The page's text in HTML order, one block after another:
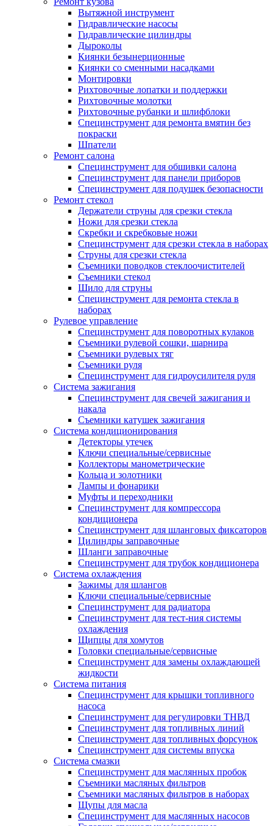
Вытяжной инструмент
Гидравлические насосы
Гидравлические цилиндры
Дыроколы
Киянки безынерционные
Киянки со сменными насадками
Монтировки
Рихтовочные лопатки и поддержки
Рихтовочные молотки
Рихтовочные рубанки и шлифблоки
Специнструмент для ремонта вмятин без
покраски
Шпатели
Ремонт салона
Специнструмент для обшивки салона
Специнструмент для панели приборов
Специнструмент для подушек безопасности
Ремонт стекол
Держатели струны для срезки стекла
Ножи для срезки стекла
Скребки и скребковые ножи
Специнструмент для срезки стекла в наборах
Струны для срезки стекла
Съемники поводков стеклоочистителей
Съемники стекол
Шило для струны
Специнструмент для ремонта стекла в
наборах
Рулевое управление
Специнструмент для поворотных кулаков
Съемники рулевой сошки, шарнира
Съемники рулевых тяг
Съемники руля
Специнструмент для гидроусилителя руля
Система зажигания
Специнструмент для свечей зажигания и
накала
Съемники катушек зажигания
Система кондиционирования
Детекторы утечек
Ключи специальные/сервисные
Коллекторы манометрические
Кольца и золотники
Лампы и фонарики
Муфты и переходники
Специнструмент для компрессора
кондиционера
Специнструмент для шланговых фиксаторов
Цилиндры заправочные
Шланги заправочные
Специнструмент для трубок кондиционера
Система охлаждения
Зажимы для шлангов
Ключи специальные/сервисные
Специнструмент для радиатора
Специнструмент для тест-ния системы
охлаждения
Щипцы для хомутов
Головки специальные/сервисные
Специнструмент для замены охлаждающей
жидкости
Система питания
Специнструмент для крышки топливного
насоса
Специнструмент для регулировки ТНВД
Специнструмент для топливных линий
Специнструмент для топливных форсунок
Специнструмент для системы впуска
Система смазки
Специнструмент для маслянных пробок
Съемники масляных фильтров
Съемники масляных фильтров в наборах
Щупы для масла
Специнструмент для маслянных насосов